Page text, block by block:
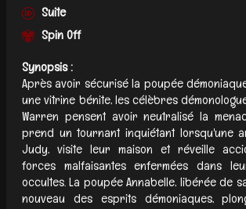
Suite
Spin Off
Synopsis :
Après avoir sécurisé la poupée
une vitrine bénite, les célèbres
Warren pensent avoir neutralisé la
prend un tournant inquiétant lorsqu'une
Judy, visite leur maison et réveille
forces malfaisantes enfermées dans
occultes. La poupée Annabelle, libérée de
nouveau des esprits démoniaques,